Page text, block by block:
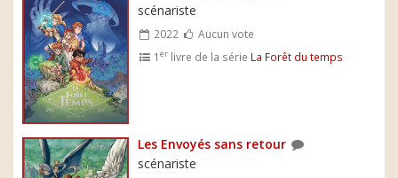
scénariste
2022
Aucun vote
1er livre de la série La Forêt du temps
Les Envoyés sans retour
scénariste